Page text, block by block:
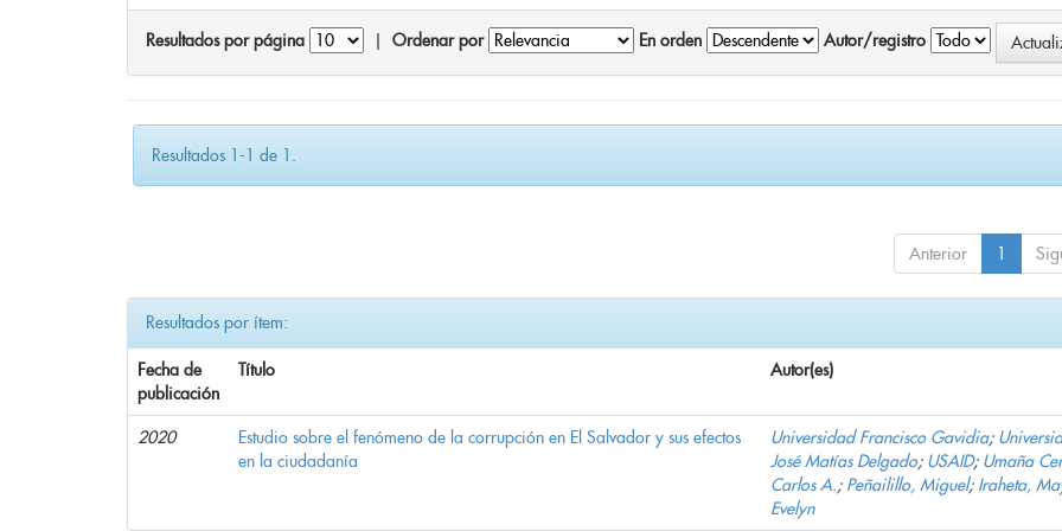
Resultados por página Ordenar por En orden Autor/registro
Resultados 1-1 de 1.
Anterior 1
Resultados por ítem:
Fecha de
publicación
Título Autor(es)
2020
Estudio sobre el fenómeno de la corrupción en El Salvador y sus efectos
en la ciudadanía
Universidad Francisco Gavidia;
José Matías Delgado; USAID; Umaña
Carlos A.; Peñailillo, Miguel; Iraheta,
Evelyn